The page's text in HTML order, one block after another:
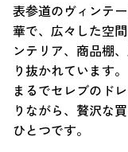
表参道のヴィンテ
華で、広々した空
ンテリア、商品棚
り抜かれています。
まるでセレブのド
りながら、贅沢な
ひとつです。